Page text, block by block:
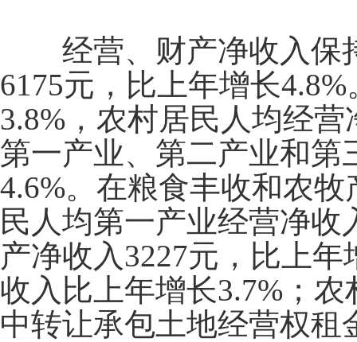
经营、财产净收入保
6175元，比上年增长4.8%
3.8% ，农村居民人均经
第一产业、第二产业和第
4.6%。在粮食丰收和农
民人均第一产业经营净收
产净收入3227元，比上年
收入比上年增长3.7% ；
中转让承包土地经营权租